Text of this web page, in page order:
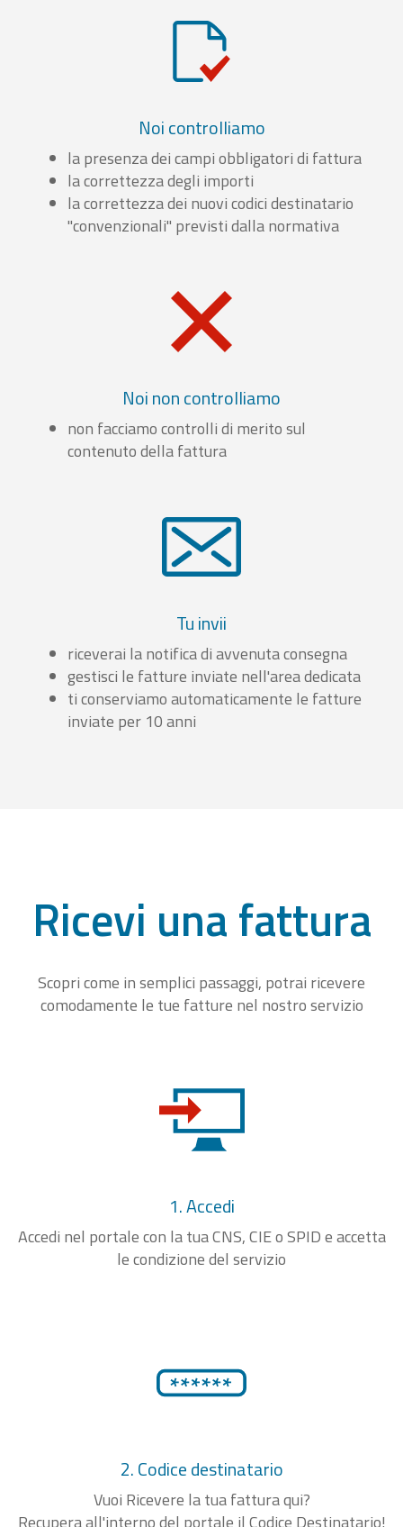
Noi controlliamo
la presenza dei campi obbligatori di fattura
la correttezza degli importi
la correttezza dei nuovi codici destinatario
"convenzionali" previsti dalla normativa
Noi non controlliamo
non facciamo controlli di merito sul
contenuto della fattura
Tu invii
riceverai la notifica di avvenuta consegna
gestisci le fatture inviate nell'area dedicata
ti conserviamo automaticamente le fatture
inviate per 10 anni
Ricevi una fattura
Scopri come in semplici passaggi, potrai ricevere
comodamente le tue fatture nel nostro servizio
1. Accedi
Accedi nel portale con la tua CNS, CIE o SPID e accetta
le condizione del servizio
2. Codice destinatario
Vuoi Ricevere la tua fattura qui?
Recupera all'interno del portale il Codice Destinatario!